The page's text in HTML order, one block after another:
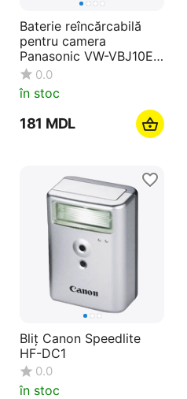
Baterie reîncărcabilă
pentru camera
Panasonic VW-VBJ10E-
K 0.0
în stoc
‍181‍ MDL
Bliţ Canon Speedlite
HF-DC1
0.0
în stoc